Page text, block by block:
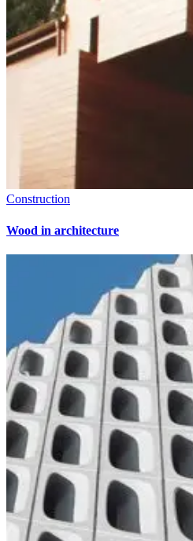
Construction
Wood in architecture